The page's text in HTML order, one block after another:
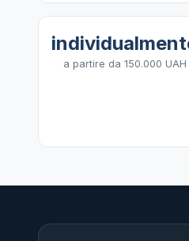
a partire da 150.000 UAH